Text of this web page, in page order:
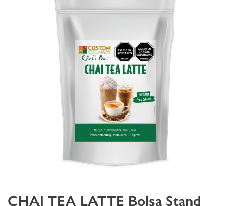
CHAI TEA LATTE Bolsa Stand